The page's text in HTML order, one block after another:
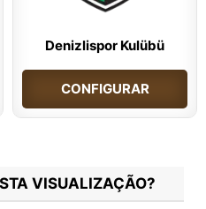
Denizlispor Kulübü
CONFIGURAR
VISUALIZAÇÃO?